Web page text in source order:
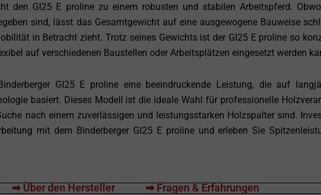
den GI25 E proline zu einem robusten und stabilen Arbeitspferd.
sind, lässt das Gesamtgewicht auf eine ausgewogene Bauweise
in Betracht zieht. Trotz seines Gewichts ist der GI25 E proline so
auf verschiedenen Baustellen oder Arbeitsplätzen eingesetzt werden
GI25 E proline eine beeindruckende Leistung, die auf
basiert. Dieses Modell ist die ideale Wahl für professionelle
nach einem zuverlässigen und leistungsstarken Holzspalter sind.
mit dem Binderberger GI25 E proline und erleben Sie
➡ Über den Hersteller ➡ Fragen & Erfahrungen